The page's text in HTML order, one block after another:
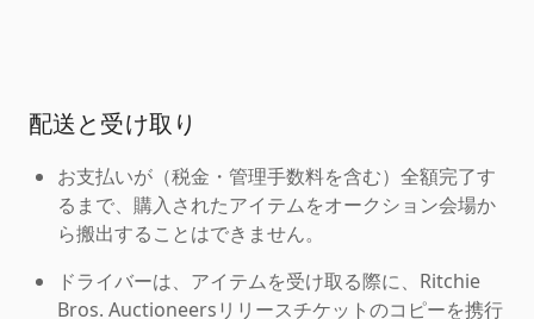
配送と受け取り
お支払いが（税金・管理手数料を含む）全額完了す
るまで、購入されたアイテムをオークション会場か
ら搬出することはできません。
ドライバーは、アイテムを受け取る際に、Ritchie
Bros. Auctioneersリリースチケットのコピーを携行